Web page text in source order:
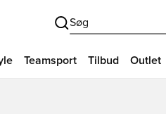
Søg
Teamsport Tilbud Outlet